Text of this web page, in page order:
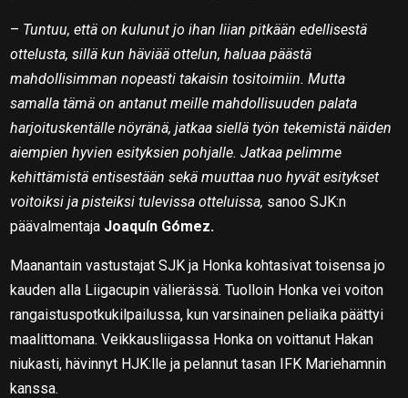
– Tuntuu, että on kulunut jo ihan liian pitkään edellisestä
ottelusta, sillä kun häviää ottelun, haluaa päästä
mahdollisimman nopeasti takaisin tositoimiin. Mutta
samalla tämä on antanut meille mahdollisuuden palata
harjoituskentälle nöyränä, jatkaa siellä työn tekemistä näiden
aiempien hyvien esityksien pohjalle. Jatkaa pelimme
kehittämistä entisestään sekä muuttaa nuo hyvät esitykset
voitoiksi ja pisteiksi tulevissa otteluissa, sanoo SJK:n
päävalmentaja Joaquín Gómez.
Maanantain vastustajat SJK ja Honka kohtasivat toisensa jo
kauden alla Liigacupin välierässä. Tuolloin Honka vei voiton
rangaistuspotkukilpailussa, kun varsinainen peliaika päättyi
maalittomana. Veikkausliigassa Honka on voittanut Hakan
niukasti, hävinnyt HJK:lle ja pelannut tasan IFK Mariehamnin
kanssa.